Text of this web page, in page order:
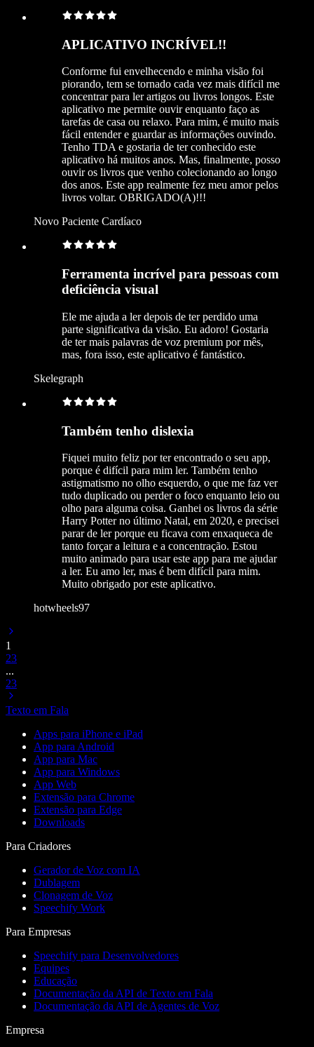
APLICATIVO INCRÍVEL!!
Conforme fui envelhecendo e minha visão foi
piorando, tem se tornado cada vez mais difícil me
concentrar para ler artigos ou livros longos. Este
aplicativo me permite ouvir enquanto faço as
tarefas de casa ou relaxo. Para mim, é muito mais
fácil entender e guardar as informações ouvindo.
Tenho TDA e gostaria de ter conhecido este
aplicativo há muitos anos. Mas, finalmente, posso
ouvir os livros que venho colecionando ao longo
dos anos. Este app realmente fez meu amor pelos
livros voltar. OBRIGADO(A)!!!
Novo Paciente Cardíaco
Ferramenta incrível para pessoas com
deficiência visual
Ele me ajuda a ler depois de ter perdido uma
parte significativa da visão. Eu adoro! Gostaria
de ter mais palavras de voz premium por mês,
mas, fora isso, este aplicativo é fantástico.
Skelegraph
Também tenho dislexia
Fiquei muito feliz por ter encontrado o seu app,
porque é difícil para mim ler. Também tenho
astigmatismo no olho esquerdo, o que me faz ver
tudo duplicado ou perder o foco enquanto leio ou
olho para alguma coisa. Ganhei os livros da série
Harry Potter no último Natal, em 2020, e precisei
parar de ler porque eu ficava com enxaqueca de
tanto forçar a leitura e a concentração. Estou
muito animado para usar este app para me ajudar
a ler. Eu amo ler, mas é bem difícil para mim.
Muito obrigado por este aplicativo.
hotwheels97
1
23
...
23
Texto em Fala
Apps para iPhone e iPad
App para Android
App para Mac
App para Windows
App Web
Extensão para Chrome
Extensão para Edge
Downloads
Para Criadores
Gerador de Voz com IA
Dublagem
Clonagem de Voz
Speechify Work
Para Empresas
Speechify para Desenvolvedores
Equipes
Educação
Documentação da API de Texto em Fala
Documentação da API de Agentes de Voz
Empresa